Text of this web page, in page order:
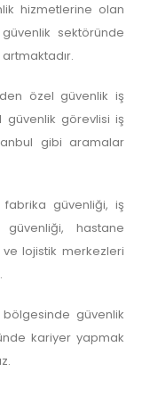
hizmetlerine olan
sektöründe
özel güvenlik iş
güvenlik görevlisi iş
gibi aramalar
güvenliği, iş
hastane
lojistik merkezleri
güvenlik
kariyer yapmak